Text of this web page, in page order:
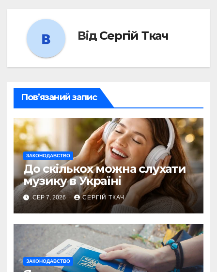
Від Сергій Ткач
Пов’язаний запис
ЗАКОНОДАВСТВО
До скількох можна слухати
музику в Україні
СЕР 7, 2026 СЕРГІЙ ТКАЧ
ЗАКОНОДАВСТВО